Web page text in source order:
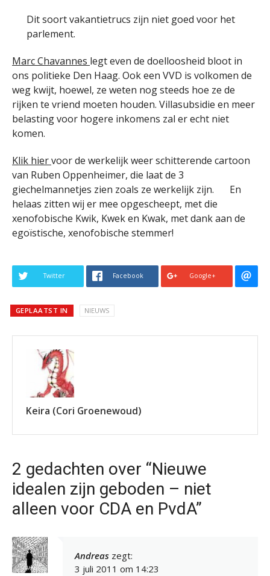
Dit soort vakantietrucs zijn niet goed voor het
parlement.
Marc Chavannes legt even de doelloosheid bloot in
ons politieke Den Haag. Ook een VVD is volkomen de
weg kwijt, hoewel, ze weten nog steeds hoe ze de
rijken te vriend moeten houden. Villasubsidie en meer
belasting voor hogere inkomens zal er echt niet
komen.
Klik hiervoor de werkelijk weer schitterende cartoon
van Ruben Oppenheimer, die laat de 3
giechelmannetjes zien zoals ze werkelijk zijn.
En
helaas zitten wij er mee opgescheept, met die
xenofobische Kwik, Kwek en Kwak, met dank aan de
egoïstische, xenofobische stemmer!
Twitter Facebook Google+
GEPLAATST IN NIEUWS
Keira (Cori Groenewoud)
2 gedachten over “Nieuwe
idealen zijn geboden – niet
alleen voor CDA en PvdA”
Andreas zegt:
3 juli 2011 om 14:23